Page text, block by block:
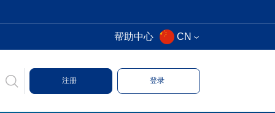
帮助中心 CN
注册 登录